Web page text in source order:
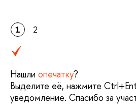
1 2
Нашли опечатку?
Выделите её, нажмите
уведомление. Спасибо за